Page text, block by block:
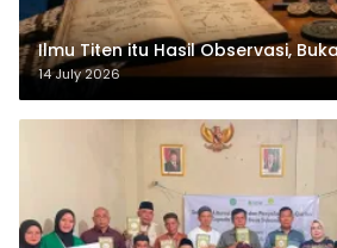
Ilmu Titen itu Hasil Observasi,
14 July 2026